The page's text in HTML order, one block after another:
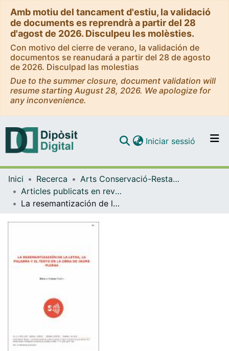
Amb motiu del tancament d'estiu, la validació
de documents es reprendrà a partir del 28
d'agost de 2026. Disculpeu les molèsties.
Con motivo del cierre de verano, la validación de
documentos se reanudará a partir del 28 de agosto
de 2026. Disculpad las molestias
Due to the summer closure, document validation will
resume starting August 28, 2026. We apologize for
any inconvenience.
Navega per tot el DD
Com publicar
Iniciar sessió (current)
Inici Recerca
Arts Conservació-Restauració
Articles publicats en revistes (Arts Conservació-Restauració)
La resemantización de la letra, la palabra y el texto en la obra de Jaume Plensa